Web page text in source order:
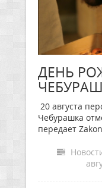
ДЕНЬ
20 августа
Чебурашка
передает